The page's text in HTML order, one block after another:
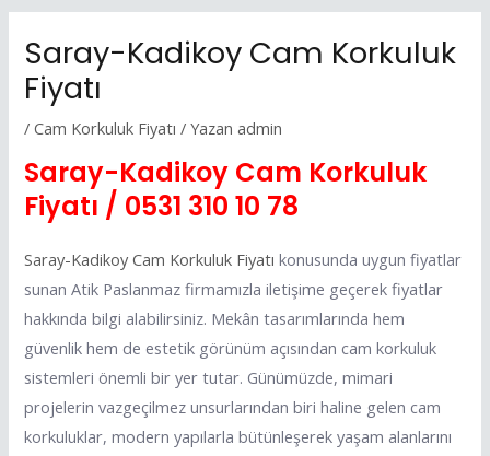
Saray-Kadikoy Cam Korkuluk
Fiyatı
/Cam Korkuluk Fiyatı / Yazan admin
Saray-Kadikoy Cam Korkuluk
Fiyatı / 0531 310 10 78
Saray-Kadikoy Cam Korkuluk Fiyatı konusunda uygun fiyatlar
sunan Atik Paslanmaz firmamızla iletişime geçerek fiyatlar
hakkında bilgi alabilirsiniz. Mekân tasarımlarında hem
güvenlik hem de estetik görünüm açısından cam korkuluk
sistemleri önemli bir yer tutar. Günümüzde, mimari
projelerin vazgeçilmez unsurlarından biri haline gelen cam
korkuluklar, modern yapılarla bütünleşerek yaşam alanlarını